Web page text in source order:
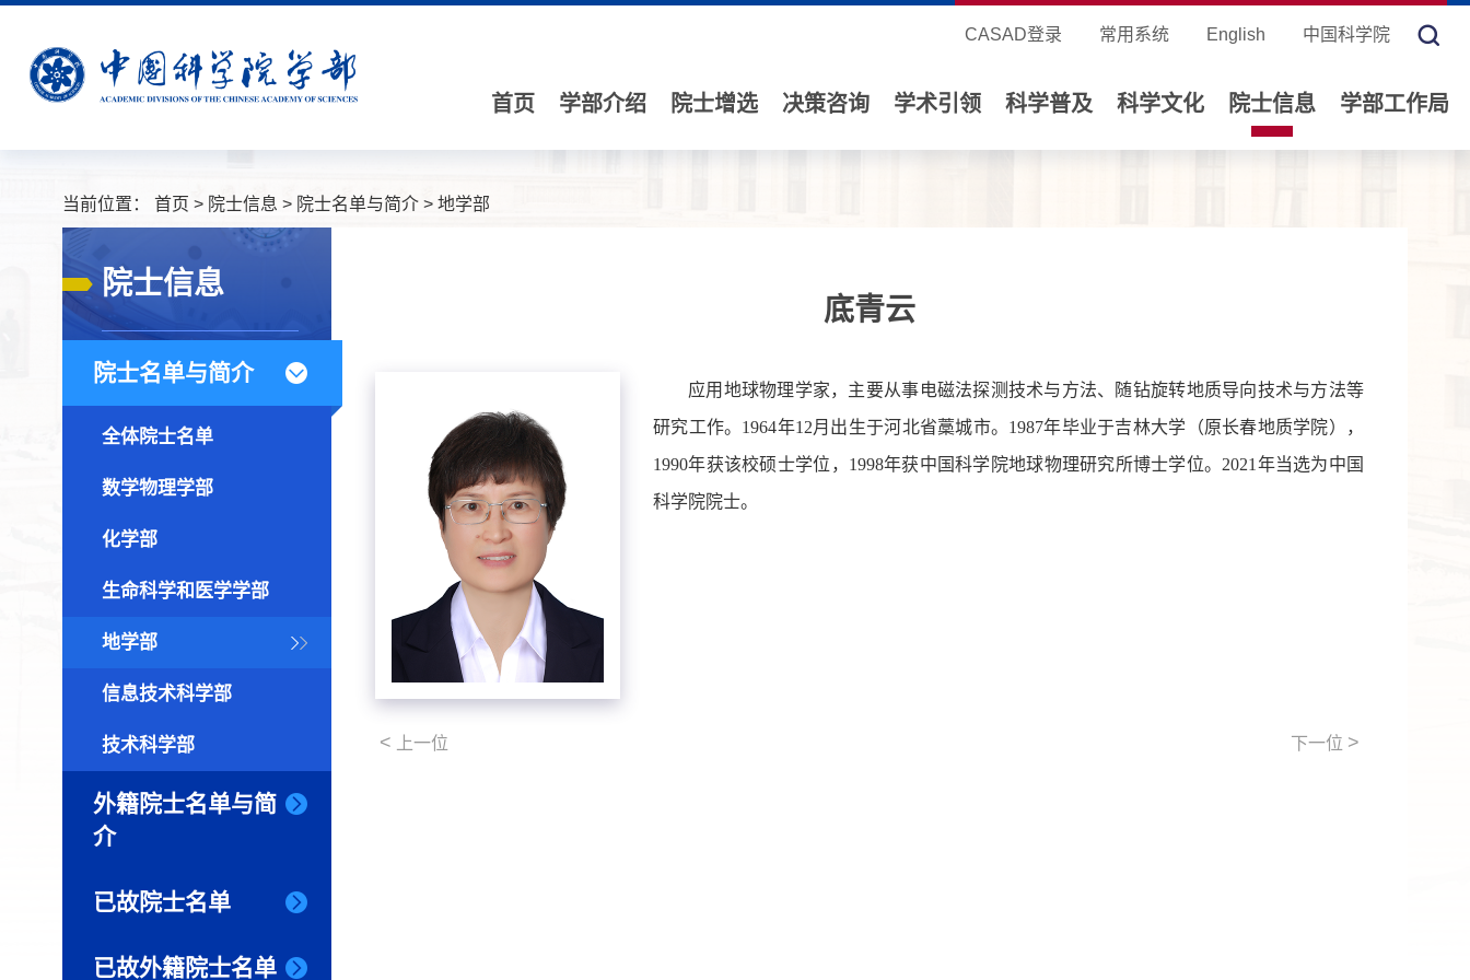
CASAD登录 常用系统 English 中国科学院
首页 学部介绍 院士增选 决策咨询 学术引领 科学普及 科学文化 院士信息 学部工作局
当前位置： 首页 > 院士信息 > 院士名单与简介 > 地学部
院士信息
院士名单与简介
全体院士名单
数学物理学部
化学部
生命科学和医学学部
地学部
信息技术科学部
技术科学部
外籍院士名单与简
介
已故院士名单
已故外籍院士名单
底青云
应用地球物理学家，主要从事电磁法探测技术与方法、随钻旋转地质导向技术与方法等
研究工作。1964年12月出生于河北省藁城市。1987年毕业于吉林大学（原长春地质学院），
1990年获该校硕士学位，1998年获中国科学院地球物理研究所博士学位。2021年当选为中国
科学院院士。
< 上一位 下一位 >